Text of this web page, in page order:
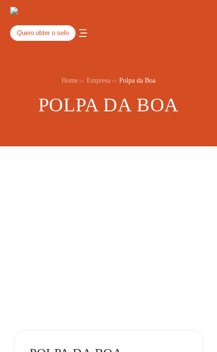
Quero obter o selo
Home Empresa Polpa da Boa
POLPA DA BOA